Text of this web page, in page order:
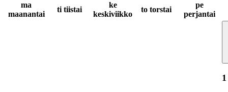
ma
maanantai
titiistai
ke
keskiviikko
to torstai
pe
perjantai